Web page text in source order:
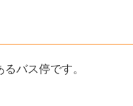
バス停です。